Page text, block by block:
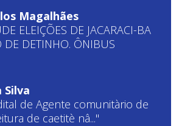
Magalhães
ELEIÇÕES DE JACARACI-BA
DE DETINHO. ÔNIBUS
Silva
de Agente comunitàrio de
de caetitè nâ..."